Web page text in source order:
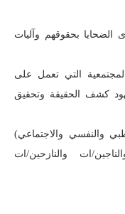
الضحايا بحقوقهم وآليات
التي تعمل على
كشف الحقيقة وتحقيق
والنفسي والاجتماعي)
ات والنازحين/ات